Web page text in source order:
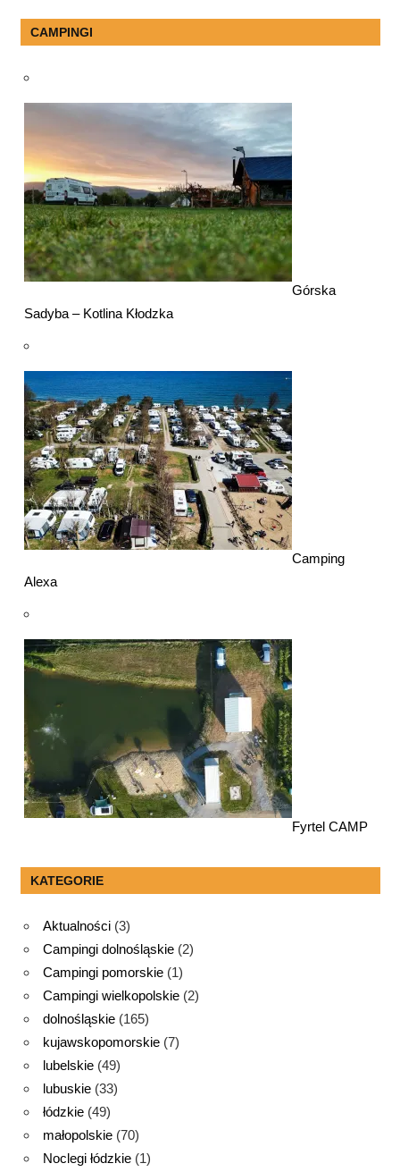
CAMPINGI
Górska
Sadyba – Kotlina Kłodzka
Camping
Alexa
Fyrtel CAMP
KATEGORIE
Aktualności (3)
Campingi dolnośląskie (2)
Campingi pomorskie (1)
Campingi wielkopolskie (2)
dolnośląskie (165)
kujawskopomorskie (7)
lubelskie (49)
lubuskie (33)
łódzkie (49)
małopolskie (70)
Noclegi łódzkie (1)